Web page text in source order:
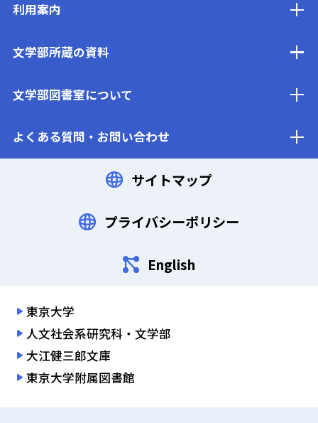
利用案内
文学部所蔵の資料
文学部図書室について
よくある質問・お問い合わせ
サイトマップ
プライバシーポリシー
English
東京大学
人文社会系研究科・文学部
大江健三郎文庫
東京大学附属図書館